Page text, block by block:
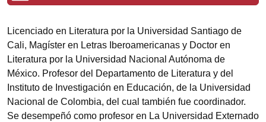
Licenciado en Literatura por la Universidad Santiago de
Cali, Magíster en Letras Iberoamericanas y Doctor en
Literatura por la Universidad Nacional Autónoma de
México. Profesor del Departamento de Literatura y del
Instituto de Investigación en Educación, de la Universidad
Nacional de Colombia, del cual también fue coordinador.
Se desempeñó como profesor en La Universidad Externado